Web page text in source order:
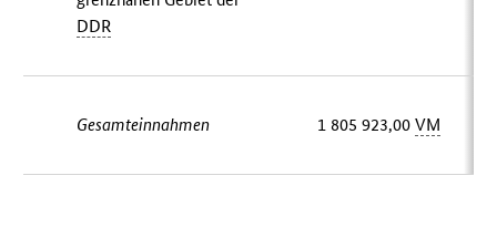
DDR
Gesamteinnahmen 1 805 923,00VM